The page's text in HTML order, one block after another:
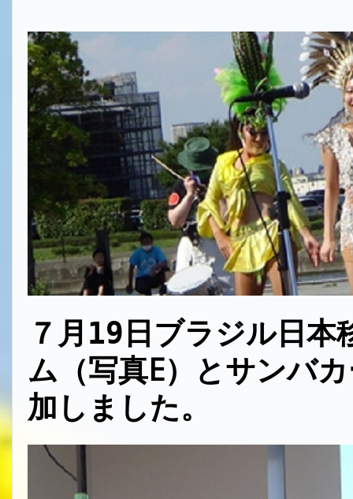
７月19日ブラジル日本
ム （写真E）
とサンバ
加しました。